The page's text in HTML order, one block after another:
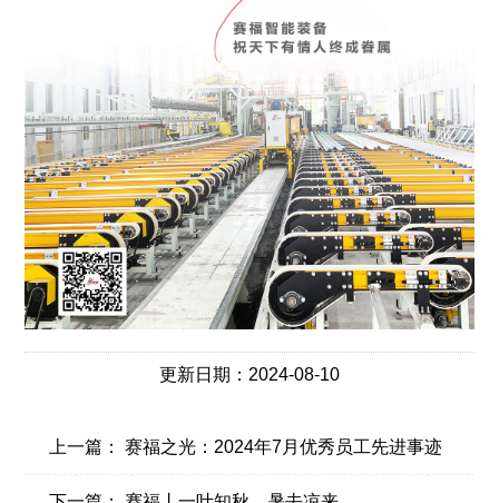
更新日期：2024-08-10
上一篇：赛福之光：2024年7月优秀员工先进事迹